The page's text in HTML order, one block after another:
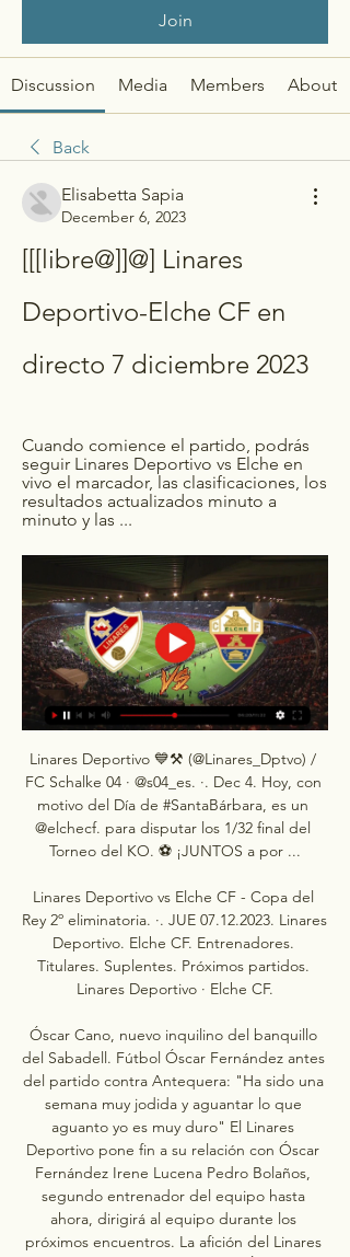
Join
Discussion Media Members About
Back
Elisabetta Sapia
December 6, 2023
[[[libre@]]@] Linares
Deportivo-Elche CF en
directo 7 diciembre 2023
Cuando comience el partido, podrás
seguir Linares Deportivo vs Elche en
vivo el marcador, las clasificaciones, los
resultados actualizados minuto a
minuto y las ...
Linares Deportivo 💙⚒ (@Linares_Dptvo) /
FC Schalke 04 · @s04_es. ·. Dec 4. Hoy, con
motivo del Día de #SantaBárbara, es un
@elchecf. para disputar los 1/32 final del
Torneo del KO. ⚽️ ¡JUNTOS a por ...
Linares Deportivo vs Elche CF - Copa del
Rey 2º eliminatoria. ·. JUE 07.12.2023. Linares
Deportivo. Elche CF. Entrenadores.
Titulares. Suplentes. Próximos partidos.
Linares Deportivo · Elche CF.
Óscar Cano, nuevo inquilino del banquillo
del Sabadell. Fútbol Óscar Fernández antes
del partido contra Antequera: "Ha sido una
semana muy jodida y aguantar lo que
aguanto yo es muy duro" El Linares
Deportivo pone fin a su relación con Óscar
Fernández Irene Lucena Pedro Bolaños,
segundo entrenador del equipo hasta
ahora, dirigirá al equipo durante los
próximos encuentros. La afición del Linares